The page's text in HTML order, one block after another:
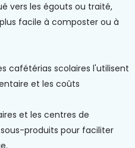
vers les égouts ou traité,
facile à composter ou à
cafétérias scolaires l'utilisent
et les coûts
et les centres de
produits pour faciliter